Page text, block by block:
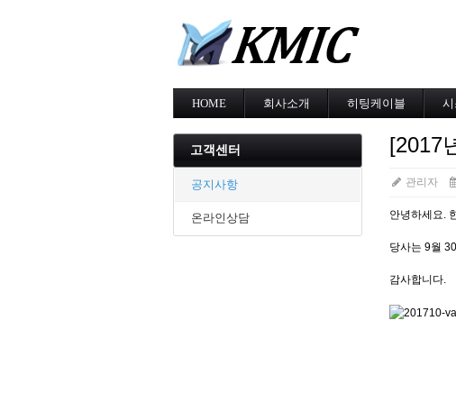
HOME 회사소개 히팅케이블
스노우멜팅
지붕융설
시
산
고객센터
공지사항
온라인상담
[2017
관리자
안녕하세요.
당사는 9월
감사합니다.